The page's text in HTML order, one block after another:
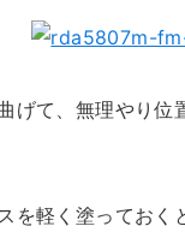
げて、無理やり
軽く塗っておく